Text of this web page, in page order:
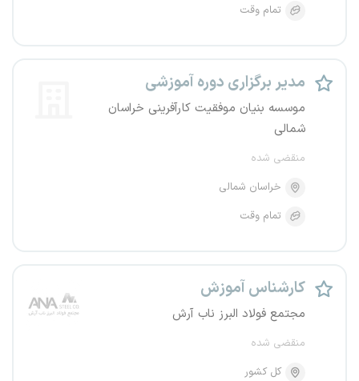
تمام وقت
مدیر برگزاری دوره آموزشی
موسسه بنیان موفقیت کارآفرینی خراسان
شمالی
منقضی شده
خراسان شمالی
تمام وقت
کارشناس آموزش
مجتمع فولاد البرز ناب آرش
منقضی شده
کل کشور